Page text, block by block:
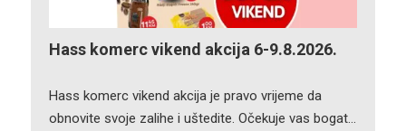
Hass komerc vikend akcija 6-9.8.2026.
Hass komerc vikend akcija je pravo vrijeme da
obnovite svoje zalihe i uštedite. Očekuje vas bogat…